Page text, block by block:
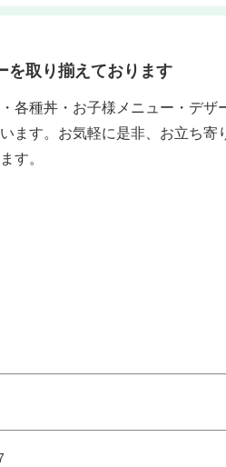
を取り揃えております
各種丼・お子様メニュー・デザ
ます。お気軽に是非、お立ち寄
す。